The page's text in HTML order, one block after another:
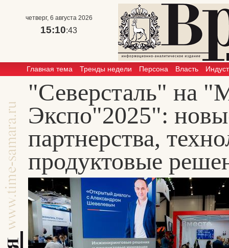
четверг, 6 августа 2026
15:10:44
Главная тема Тренды недели Персона Власть
"Северсталь" на
Экспо"2025":
партнерства,
продуктовые